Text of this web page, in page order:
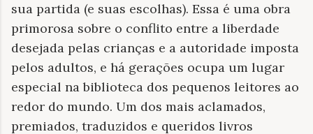
sua partida (e suas escolhas). Essa é uma obra
primorosa sobre o conflito entre a liberdade
desejada pelas crianças e a autoridade imposta
pelos adultos, e há gerações ocupa um lugar
especial na biblioteca dos pequenos leitores ao
redor do mundo. Um dos mais aclamados,
premiados, traduzidos e queridos livros